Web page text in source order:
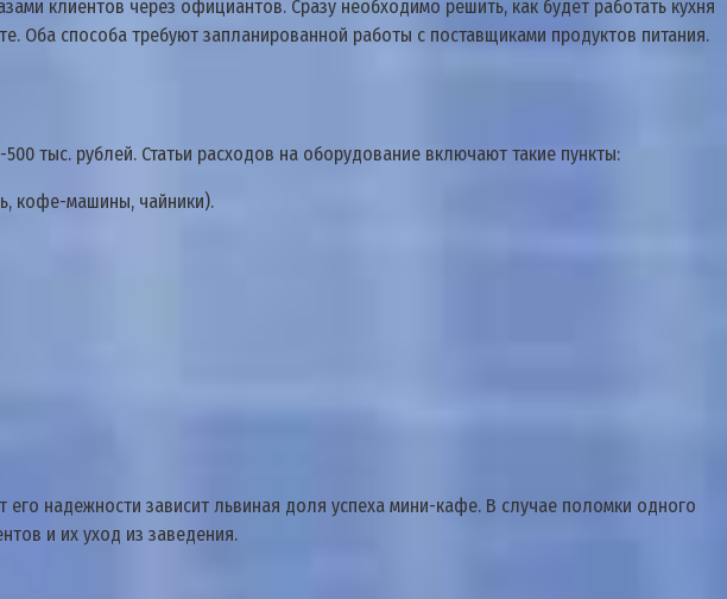
клиентов через официантов. Сразу необходимо решить, как будет работать кухня
Оба способа требуют запланированной работы с поставщиками продуктов питания.
тыс. рублей. Статьи расходов на оборудование включают такие пункты:
кофе-машины, чайники).
его надежности зависит львиная доля успеха мини-кафе. В случае поломки одного
и их уход из заведения.